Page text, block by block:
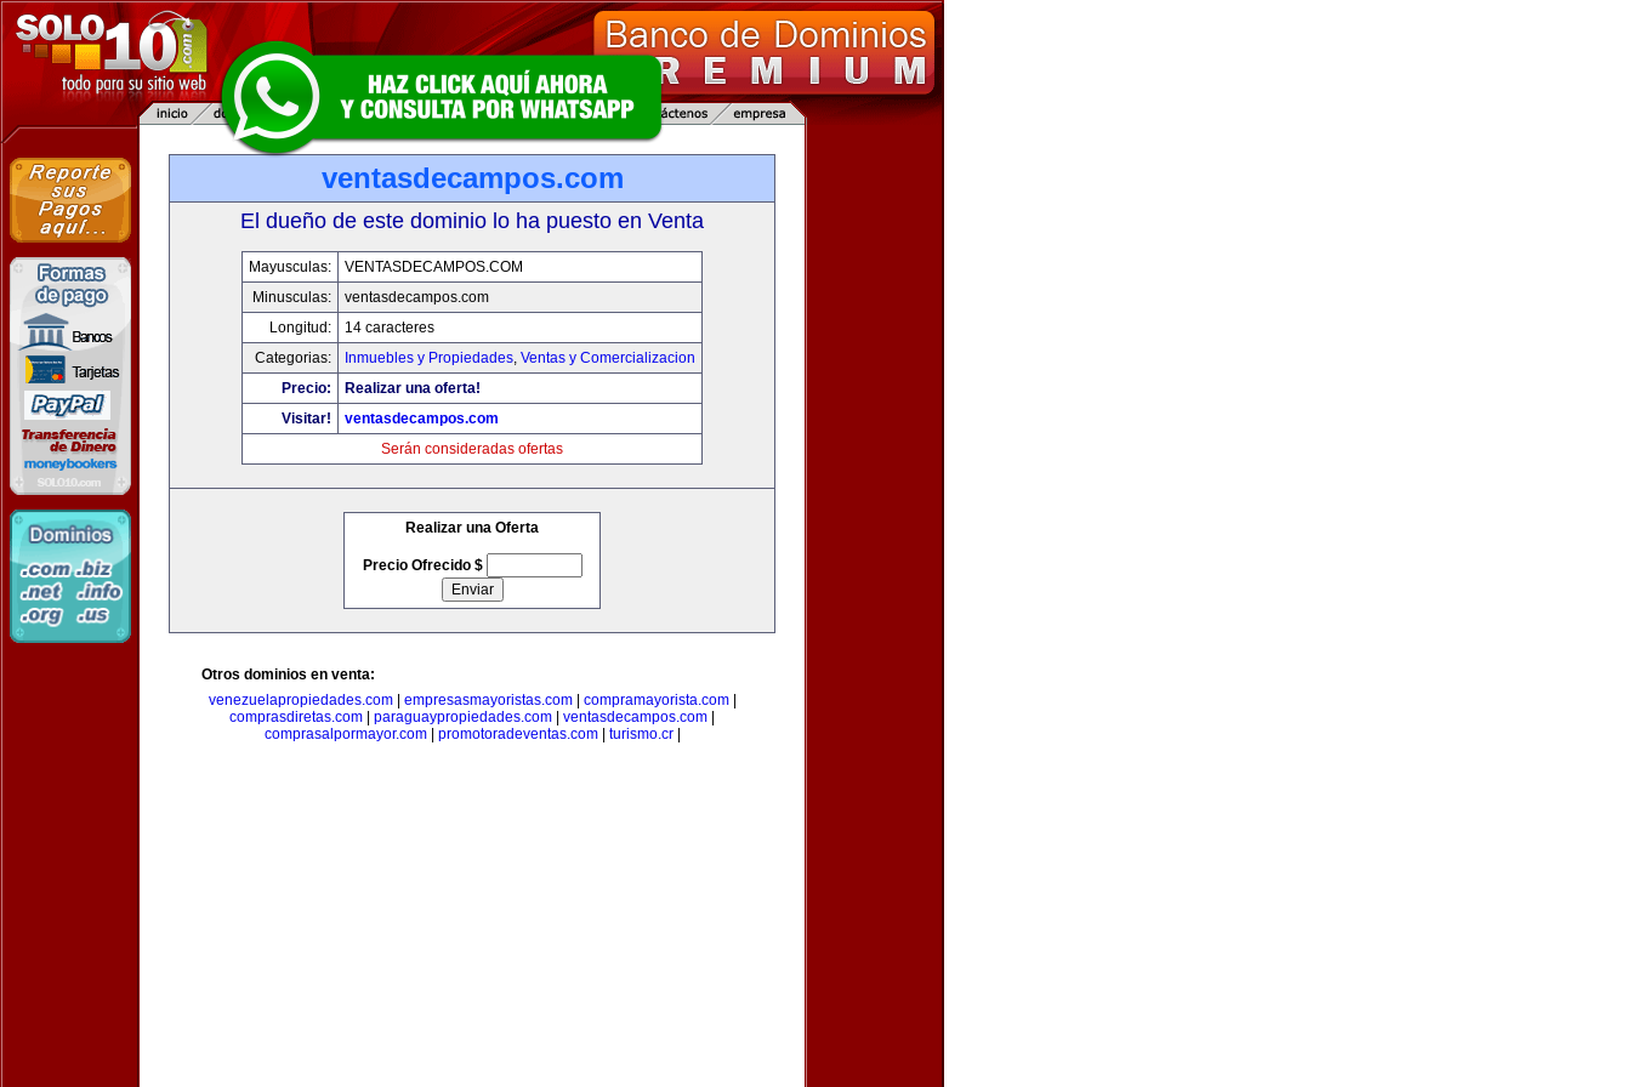
ventasdecampos.com
El dueño de este dominio lo ha puesto en Venta
Mayusculas:
VENTASDECAMPOS.COM
Minusculas:
ventasdecampos.com
Longitud:
14 caracteres
Categorias:
Inmuebles y Propiedades, Ventas y Comercializacion
Precio:
Realizar una oferta!
Visitar!
ventasdecampos.com
Serán consideradas ofertas
Realizar una Oferta
Precio Ofrecido $
Otros dominios en venta:
venezuelapropiedades.com| empresasmayoristas.com| compramayorista.com|
comprasdiretas.com
paraguaypropiedades.com ventasdecampos.com
comprasalpormayor.com| promotoradeventas.com| turismo.cr|